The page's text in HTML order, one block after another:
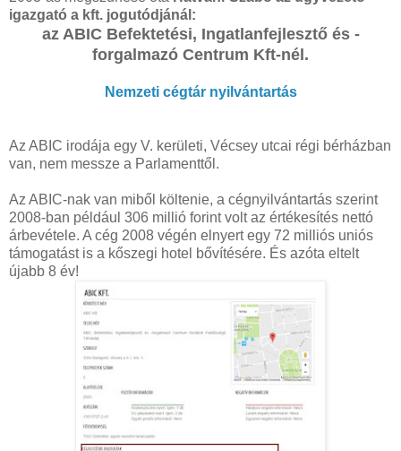
igazgató a kft. jogutódjánál:
az ABIC Befektetési, Ingatlanfejlesztő és -
forgalmazó Centrum Kft-nél.
Nemzeti cégtár nyilvántartás
Az ABIC irodája egy V. kerületi, Vécsey utcai régi bérházban
van, nem messze a Parlamenttől.
Az ABIC-nak van miből költenie, a cégnyilvántartás szerint
2008-ban például 306 millió forint volt az értékesítés nettó
árbevétele. A cég 2008 végén elnyert egy 72 milliós uniós
támogatást is a kőszegi hotel bővítésére. És azóta eltelt
újabb 8 év!